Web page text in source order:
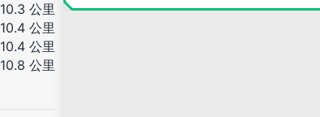
10.3 公里
10.4 公里
10.4 公里
10.8 公里